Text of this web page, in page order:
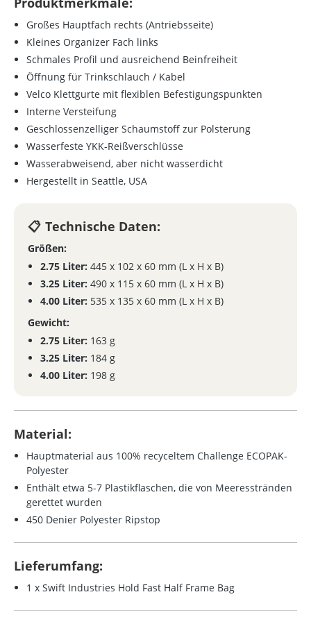
Großes Hauptfach rechts (Antriebsseite)
Kleines Organizer Fach links
Schmales Profil und ausreichend Beinfreiheit
Öffnung für Trinkschlauch / Kabel
Velco Klettgurte mit flexiblen Befestigungspunkten
Interne Versteifung
Geschlossenzelliger Schaumstoff zur Polsterung
Wasserfeste YKK-Reißverschlüsse
Wasserabweisend, aber nicht wasserdicht
Hergestellt in Seattle, USA
Technische Daten:
Größen:
2.75 Liter: 445 x 102 x 60 mm (L x H x B)
3.25 Liter: 490 x 115 x 60 mm (L x H x B)
4.00 Liter: 535 x 135 x 60 mm (L x H x B)
Gewicht:
2.75 Liter: 163 g
3.25 Liter: 184 g
4.00 Liter: 198 g
Material:
Hauptmaterial aus 100% recyceltem Challenge ECOPAK-
Polyester
Enthält etwa 5-7 Plastikflaschen, die von Meeresstränden
gerettet wurden
450 Denier Polyester Ripstop
Lieferumfang:
1 x Swift Industries Hold Fast Half Frame Bag